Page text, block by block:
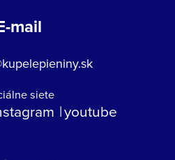
mail
siete
youtube